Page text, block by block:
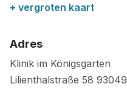
+ vergroten kaart
Adres
Klinik im Königsgarten
Lilienthalstraße 58 93049